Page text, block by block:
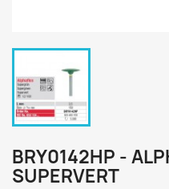
BRY0142HP -
SUPERVERT